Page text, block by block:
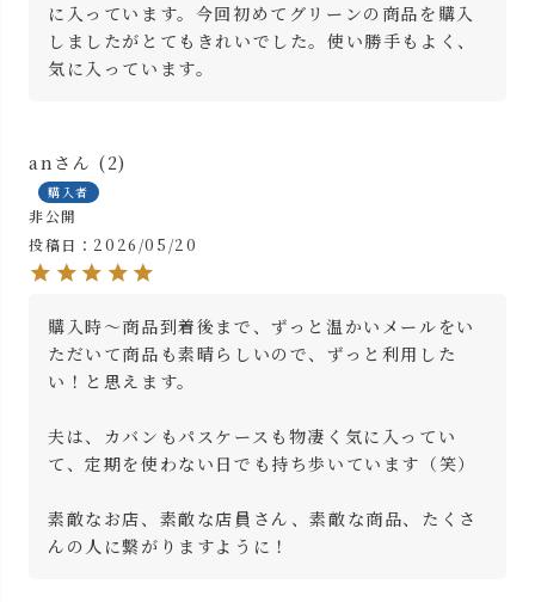
に入っています。今回初めてグリーンの商品を購入
しましたがとてもきれいでした。使い勝手もよく、
気に入っています。
an 2
購入者
非公開
投稿日
2026/05/20
購入時〜商品到着後まで、ずっと温かいメールをい
ただいて商品も素晴らしいので、ずっと利用した
い！と思えます。
夫は、カバンもパスケースも物凄く気に入ってい
て、定期を使わない日でも持ち歩いています（笑）
素敵なお店、素敵な店員さん、素敵な商品、たくさ
んの人に繋がりますように！